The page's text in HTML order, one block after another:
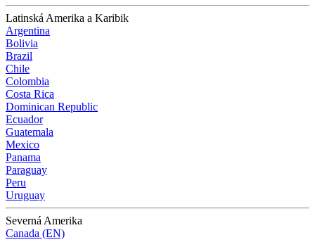
Latinská Amerika a Karibik
Argentina
Bolivia
Brazil
Chile
Colombia
Costa Rica
Dominican Republic
Ecuador
Guatemala
Mexico
Panama
Paraguay
Peru
Uruguay
Severná Amerika
Canada (EN)